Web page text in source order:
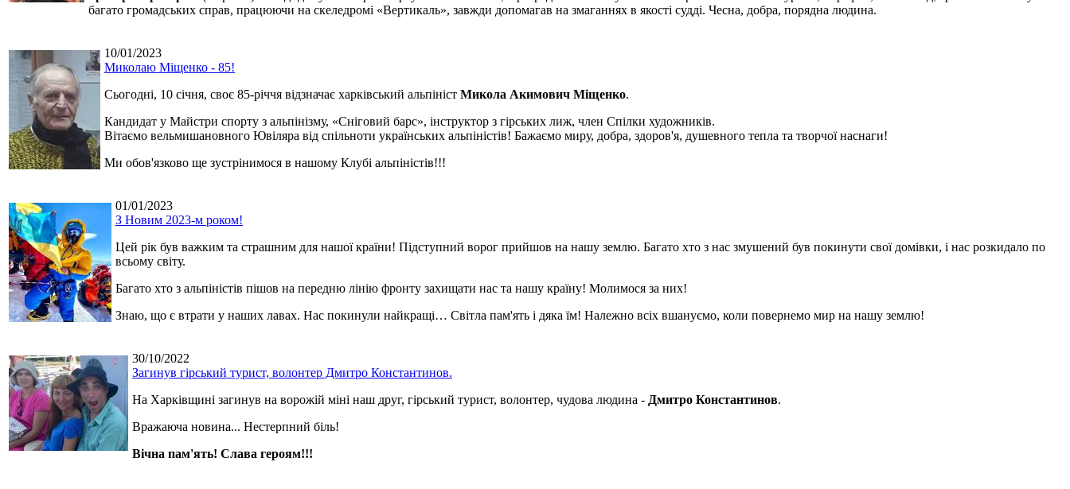
багато громадських справ, працюючи на скеледромі «Вертикаль», завжди допомагав на змаганнях в якості судді. Чесна, добра, порядна людина.
10/01/2023
Миколаю Міщенко - 85!
Сьогодні, 10 січня, своє 85-річчя відзначає харківський альпініст Микола Акимович Міщенко.
Кандидат у Майстри спорту з альпінізму, «Сніговий барс», інструктор з гірських лиж, член Спілки художників.
Вітаємо вельмишановного Ювіляра від спільноти українських альпіністів! Бажаємо миру, добра, здоров'я, душевного тепла та творчої наснаги!
Ми обов'язково ще зустрінимося в нашому Клубі альпіністів!!!
01/01/2023
З Новим 2023-м роком!
Цей рік був важким та страшним для нашої країни! Підступний ворог прийшов на нашу землю. Багато хто з нас змушений був покинути свої домівки, і нас розкидало по
всьому світу.
Багато хто з альпіністів пішов на передню лінію фронту захищати нас та нашу країну! Молимося за них!
Знаю, що є втрати у наших лавах. Нас покинули найкращі… Світла пам'ять і дяка їм! Належно всіх вшануємо, коли повернемо мир на нашу землю!
30/10/2022
Загинув гірський турист, волонтер Дмитро Константинов.
На Харківщині загинув на ворожій міні наш друг, гірський турист, волонтер, чудова людина - Дмитро Константинов.
Вражаюча новина... Нестерпний біль!
Вічна пам'ять! Слава героям!!!